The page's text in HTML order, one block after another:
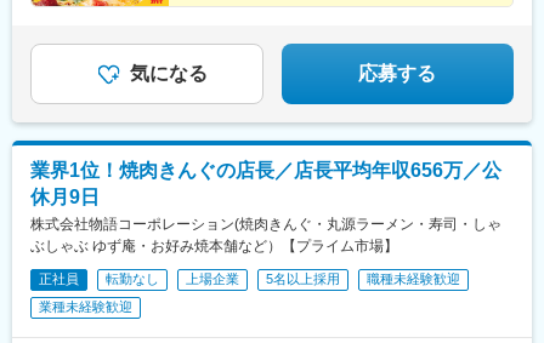
通勤可能な範囲の店舗へ配属します。【関東】東京都、埼玉県、
州】福岡県※受動喫煙対策：有
気になる 応募する
業界1位！焼肉きんぐの店長／店長平均年収656万／公
休月9日
株式会社物語コーポレーション(焼肉きんぐ・丸源ラーメン・寿司・しゃ
ぶしゃぶ ゆず庵・お好み焼本舗など）【プライム市場】
正社員 転勤なし 上場企業 5名以上採用
職種未経験歓迎
業種未経験歓迎